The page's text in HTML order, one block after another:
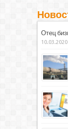
Отец
10.03.2020